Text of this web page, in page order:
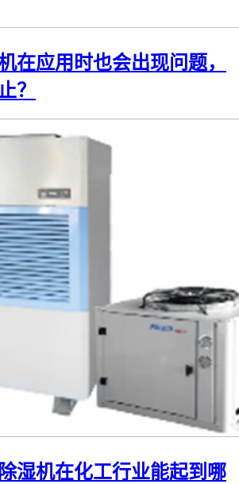
在应用时也会出现问题，
？
湿机在化工行业能起到哪